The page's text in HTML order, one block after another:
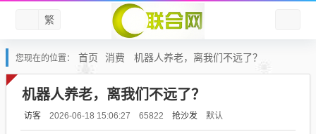
繁
您现在的位置： 首页 消费 机器人养老，离我们不远了？
机器人养老，离我们不远了？
访客 2026-06-18 15:06:27 65822 抢沙发 默认